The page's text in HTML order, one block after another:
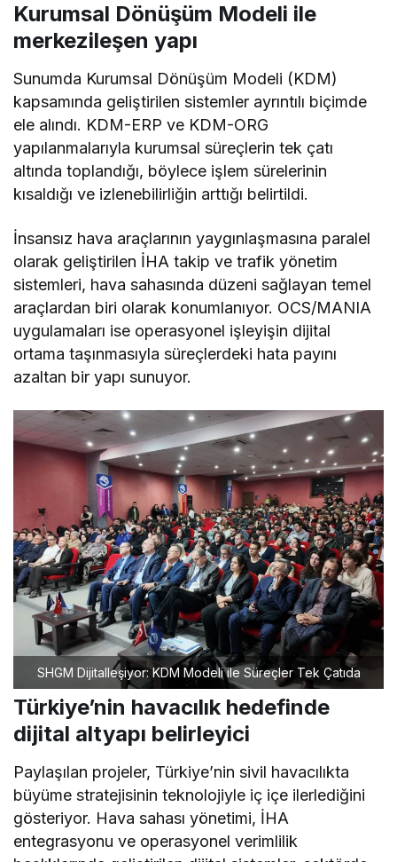
Kurumsal Dönüşüm Modeli ile
merkezileşen yapı
Sunumda Kurumsal Dönüşüm Modeli (KDM)
kapsamında geliştirilen sistemler ayrıntılı biçimde
ele alındı. KDM-ERP ve KDM-ORG
yapılanmalarıyla kurumsal süreçlerin tek çatı
altında toplandığı, böylece işlem sürelerinin
kısaldığı ve izlenebilirliğin arttığı belirtildi.
İnsansız hava araçlarının yaygınlaşmasına paralel
olarak geliştirilen İHA takip ve trafik yönetim
sistemleri, hava sahasında düzeni sağlayan temel
araçlardan biri olarak konumlanıyor. OCS/MANIA
uygulamaları ise operasyonel işleyişin dijital
ortama taşınmasıyla süreçlerdeki hata payını
azaltan bir yapı sunuyor.
SHGM Dijitalleşiyor: KDM Modeli ile Süreçler Tek Çatıda
Türkiye’nin havacılık hedefinde
dijital altyapı belirleyici
Paylaşılan projeler, Türkiye’nin sivil havacılıkta
büyüme stratejisinin teknolojiyle iç içe ilerlediğini
gösteriyor. Hava sahası yönetimi, İHA
entegrasyonu ve operasyonel verimlilik